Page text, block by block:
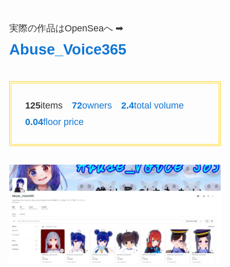
実際の作品はOpenSeaへ ➡
Abuse_Voice365
125items 72owners 2.4total volume
0.04floor price